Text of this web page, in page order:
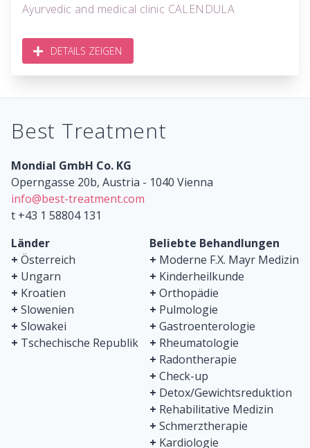
Ayurvedic and medical clinic CALENDULA
DETAILS ZEIGEN
Best Treatment
Mondial GmbH Co. KG
Operngasse 20b, Austria - 1040 Vienna
info@best-treatment.com
t +43 1 58804 131
Länder
+ Österreich
+ Ungarn
+ Kroatien
+ Slowenien
+ Slowakei
+ Tschechische Republik
Beliebte Behandlungen
+ Moderne F.X. Mayr Medizin
+ Kinderheilkunde
+ Orthopädie
+ Pulmologie
+ Gastroenterologie
+ Rheumatologie
+ Radontherapie
+ Check-up
+ Detox/Gewichtsreduktion
+ Rehabilitative Medizin
+ Schmerztherapie
+ Kardiologie